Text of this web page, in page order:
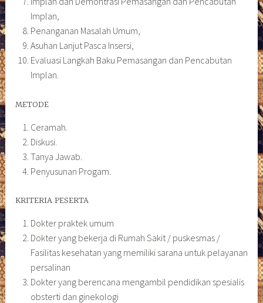
Implan,
Penanganan Masalah Umum,
Asuhan Lanjut Pasca Insersi,
Evaluasi Langkah Baku Pemasangan dan Pencabutan
Implan.
METODE
Ceramah.
Diskusi.
Tanya Jawab.
Penyusunan Progam.
KRITERIA PESERTA
Dokter praktek umum
Dokter yang bekerja di Rumah Sakit / puskesmas /
Fasilitas kesehatan yang memiliki sarana untuk pelayanan
persalinan
Dokter yang berencana mengambil pendidikan spesialis
obsterti dan ginekologi